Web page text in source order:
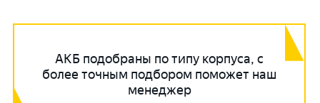
АКБ подобраны по типу корпуса, с
более точным подбором поможет наш
менеджер